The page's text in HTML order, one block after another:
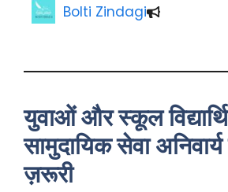
Bolti Zindagi
युवाओं और स्कूल
सामुदायिक सेवा अनिवार्य
ज़रूरी